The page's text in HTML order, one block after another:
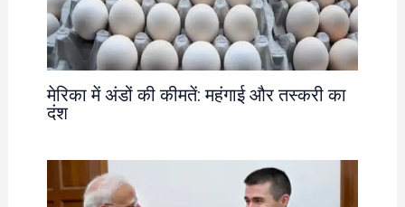
मेरिका में अंडों की कीमतें: महंगाई और तस्करी का
दंश